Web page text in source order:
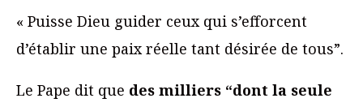
« Puisse Dieu guider ceux qui s’efforcent
d’établir une paix réelle tant désirée de tous”.
Le Pape dit que des milliers “dont la seule